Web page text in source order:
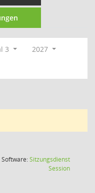
3
2027
Software:Sitzungsdienst
Session(Wird in